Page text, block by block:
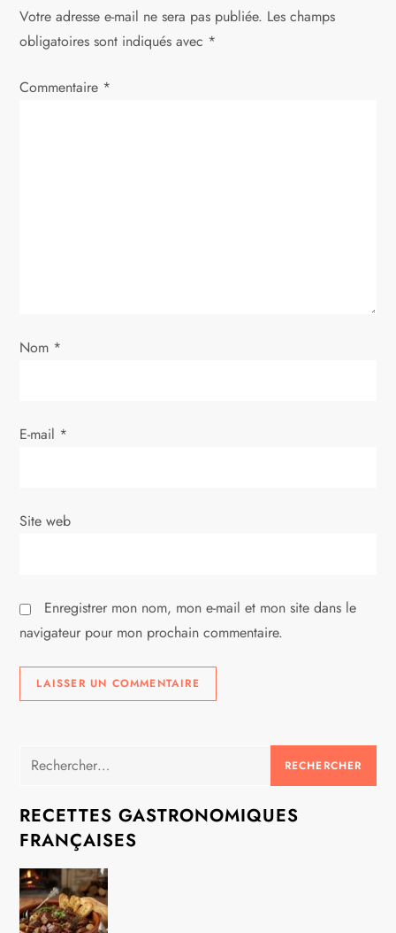
t
i
’
r
i
l
e
Votre adresse e-mail ne sera pas publiée. Les champs
obligatoires sont indiqués avec *
Commentaire *
Nom *
E-mail *
Site web
Enregistrer mon nom, mon e-mail et mon site dans le
navigateur pour mon prochain commentaire.
Rechercher :
RECETTES GASTRONOMIQUES
FRANÇAISES